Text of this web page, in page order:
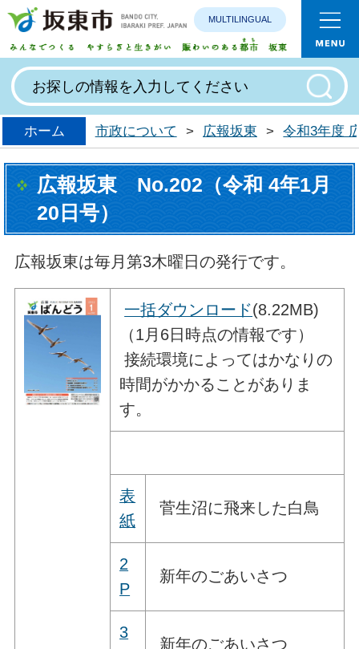
みんなで
MULTILINGUAL
ホーム 市政について > 広報坂東 > 令和3年度
広報坂東 No.202（令和 4年1月
20日号）
広報坂東は毎月第3木曜日の発行です。
一括ダウンロード(8.22MB)
（1月6日時点の情報です）
接続環境によってはかなりの
時間がかかることがありま
す。
表
紙
菅生沼に飛来した白鳥
2
P
新年のごあいさつ
3
新年のごあいさつ